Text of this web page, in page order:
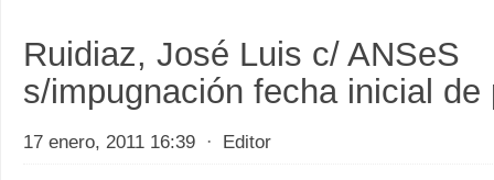
Ruidiaz, José Luis c/ ANSeS
s/impugnación fecha inicial de
17 enero, 2011 16:39 ⋅ Editor